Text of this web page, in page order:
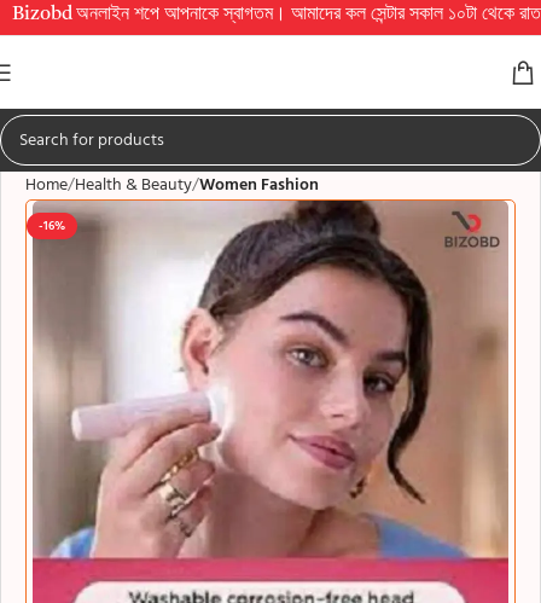
অনলাইন শপে আপনাকে স্বাগতম। আমাদের কল সেন্টার সকাল ১০টা থেকে রাত ১০টা
Home Health & Beauty Women Fashion
-16%